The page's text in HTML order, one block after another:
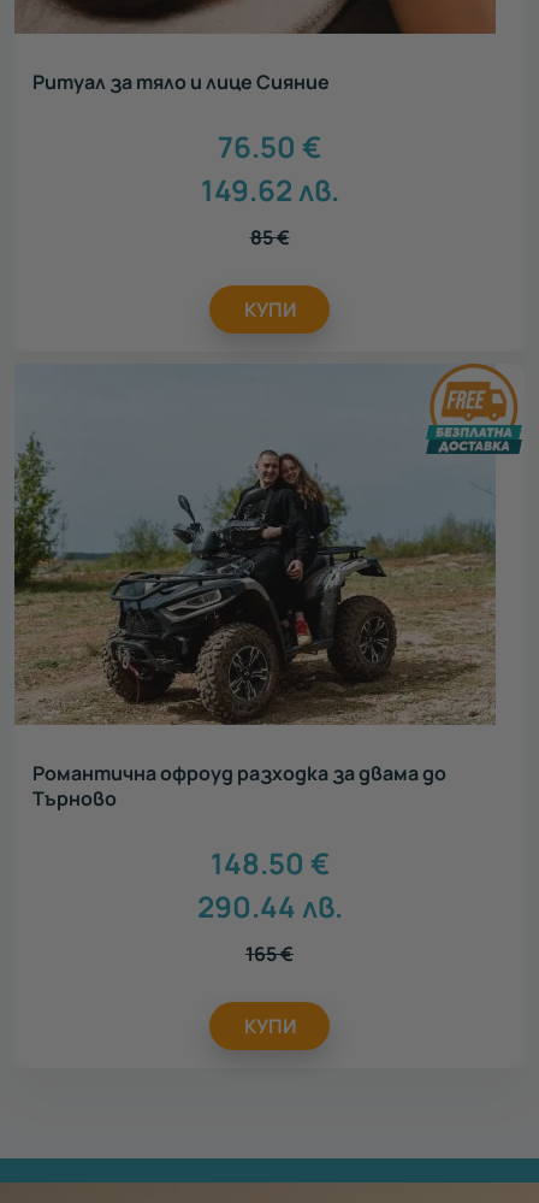
Ритуал за тяло и лице Сияние
76.50 €
149.62лв.
85€
КУПИ
Романтична офроуд разходка за двама до
Търново
148.50 €
290.44лв.
165€
КУПИ